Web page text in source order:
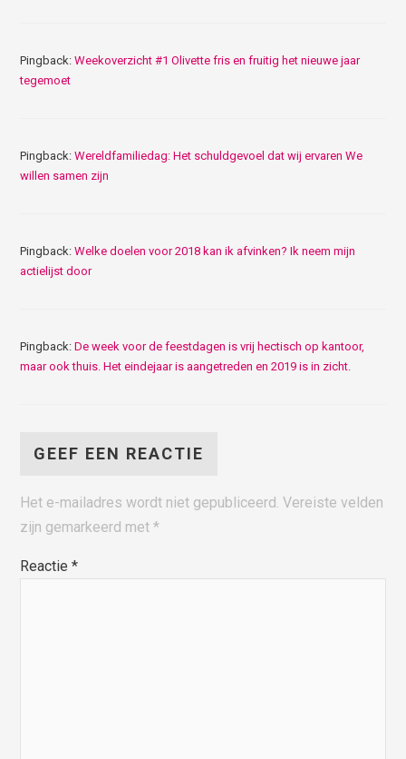
Pingback:Weekoverzicht #1 Olivette fris en fruitig het nieuwe jaar
tegemoet
Pingback:Wereldfamiliedag: Het schuldgevoel dat wij ervaren We
willen samen zijn
Pingback:Welke doelen voor 2018 kan ik afvinken? Ik neem mijn
actielijst door
Pingback:De week voor de feestdagen is vrij hectisch op kantoor,
maar ook thuis. Het eindejaar is aangetreden en 2019 is in zicht.
GEEF EEN REACTIE
Het e-mailadres wordt niet gepubliceerd. Vereiste velden
zijn gemarkeerd met*
Reactie*